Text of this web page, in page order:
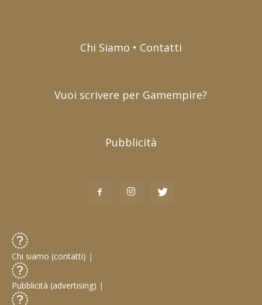
Chi Siamo • Contatti
Vuoi scrivere per Gamempire?
Pubblicità
Chi siamo (contatti) |
Pubblicità (advertising) |